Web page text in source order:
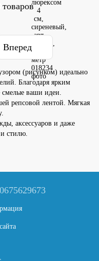
Вперед
(рисунком) идеально
Благодаря ярким
смелые ваши идеи.
репсовой лентой. Мягкая
аксессуаров и даже
и стилю.